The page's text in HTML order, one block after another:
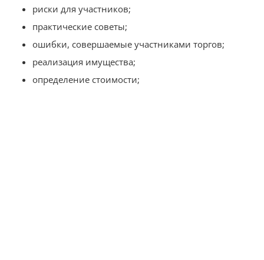
риски для участников;
практические советы;
ошибки, совершаемые участниками торгов;
реализация имущества;
определение стоимости;